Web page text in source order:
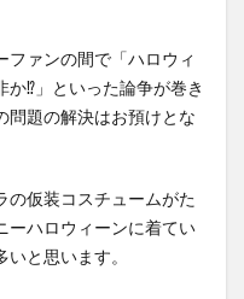
ファンの間で「ハロウィ
⁉」といった論争が巻き
問題の解決はお預けとな
の仮装コスチュームがた
ーハロウィーンに着てい
と思います。